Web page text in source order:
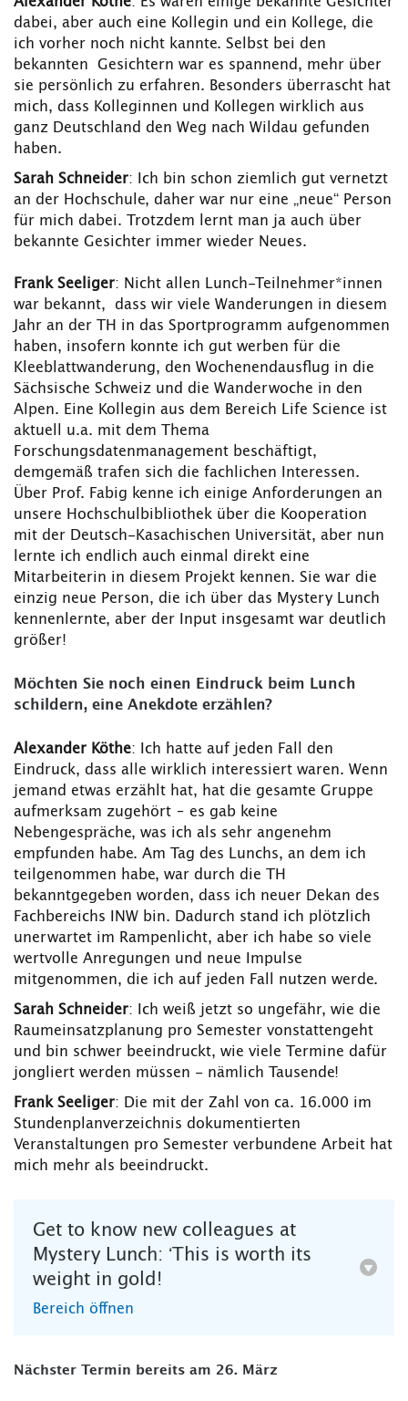
dabei, aber auch eine Kollegin und ein Kollege, die
ich vorher noch nicht kannte. Selbst bei den
bekannten Gesichtern war es spannend, mehr über
sie persönlich zu erfahren. Besonders überrascht hat
mich, dass Kolleginnen und Kollegen wirklich aus
ganz Deutschland den Weg nach Wildau gefunden
haben.
Sarah Schneider: Ich bin schon ziemlich gut vernetzt
an der Hochschule, daher war nur eine „neue“ Person
für mich dabei. Trotzdem lernt man ja auch über
bekannte Gesichter immer wieder Neues.
Frank Seeliger: Nicht allen Lunch-Teilnehmer*innen
war bekannt, dass wir viele Wanderungen in diesem
Jahr an der TH in das Sportprogramm aufgenommen
haben, insofern konnte ich gut werben für die
Kleeblattwanderung, den Wochenendausflug in die
Sächsische Schweiz und die Wanderwoche in den
Alpen. Eine Kollegin aus dem Bereich Life Science ist
aktuell u.a. mit dem Thema
Forschungsdatenmanagement beschäftigt,
demgemäß trafen sich die fachlichen Interessen.
Über Prof. Fabig kenne ich einige Anforderungen an
unsere Hochschulbibliothek über die Kooperation
mit der Deutsch-Kasachischen Universität, aber nun
lernte ich endlich auch einmal direkt eine
Mitarbeiterin in diesem Projekt kennen. Sie war die
einzig neue Person, die ich über das Mystery Lunch
kennenlernte, aber der Input insgesamt war deutlich
größer!
Möchten Sie noch einen Eindruck beim Lunch
schildern, eine Anekdote erzählen?
Alexander Köthe: Ich hatte auf jeden Fall den
Eindruck, dass alle wirklich interessiert waren. Wenn
jemand etwas erzählt hat, hat die gesamte Gruppe
aufmerksam zugehört – es gab keine
Nebengespräche, was ich als sehr angenehm
empfunden habe. Am Tag des Lunchs, an dem ich
teilgenommen habe, war durch die TH
bekanntgegeben worden, dass ich neuer Dekan des
Fachbereichs INW bin. Dadurch stand ich plötzlich
unerwartet im Rampenlicht, aber ich habe so viele
wertvolle Anregungen und neue Impulse
mitgenommen, die ich auf jeden Fall nutzen werde.
Sarah Schneider: Ich weiß jetzt so ungefähr, wie die
Raumeinsatzplanung pro Semester vonstattengeht
und bin schwer beeindruckt, wie viele Termine dafür
jongliert werden müssen - nämlich Tausende!
Frank Seeliger: Die mit der Zahl von ca. 16.000 im
Stundenplanverzeichnis dokumentierten
Veranstaltungen pro Semester verbundene Arbeit hat
mich mehr als beeindruckt.
Get to know new colleagues at
Mystery Lunch: ʻThis is worth its
weight in gold!
Bereich öffnen
Nächster Termin bereits am 26. März